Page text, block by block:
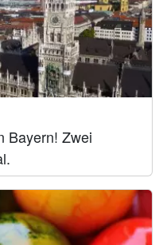
Bayern! Zwei